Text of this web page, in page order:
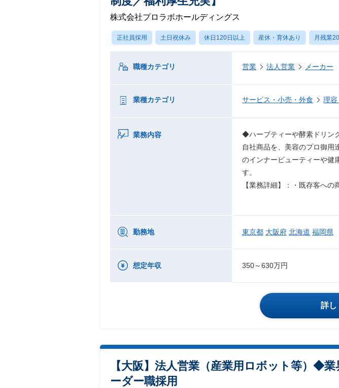
株式会社プロラボホールディングス
正社員採用 土日祝休み 休日120日以上 産休・育休あり 月残業
職種カテゴリ 営業 法人営業 メーカー
業種カテゴリ サービス・小売・外食 理容
業務内容
◆ハーブティーや酵素ドリン
自社商品を、美容のプロ御用
のインナービューティーや健
す。
【業務詳細】：・既存客へ
勤務地 東京都 大阪府 北海道 福岡県
想定年収 350～630万円
詳し
【大阪】法人営業（産業用ロボット等）◆
ーダー職採用